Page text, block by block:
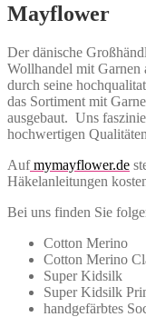
Mayflower
Der dänische
Wollhandel mit
durch seine
das Sortiment mit
ausgebaut. Uns
hochwertigen
Auf mymayflower.de
Häkelanleitungen
Bei uns finden Sie
Cotton Merino
Cotton Merino
Super Kidsilk
Super Kidsilk
handgefärbtes